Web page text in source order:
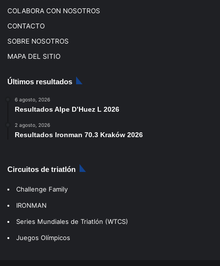
COLABORA CON NOSOTROS
CONTACTO
SOBRE NOSOTROS
MAPA DEL SITIO
Últimos resultados
6 agosto, 2026
Resultados Alpe D’Huez L 2026
2 agosto, 2026
Resultados Ironman 70.3 Kraków 2026
Circuitos de triatlón
Challenge Family
IRONMAN
Series Mundiales de Triatlón (WTCS)
Juegos Olímpicos